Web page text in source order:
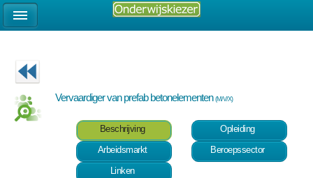
Vervaardiger van prefab betonelementen(M/V/X)
Beschrijving
Opleiding
Arbeidsmarkt
Beroepssector
Linken